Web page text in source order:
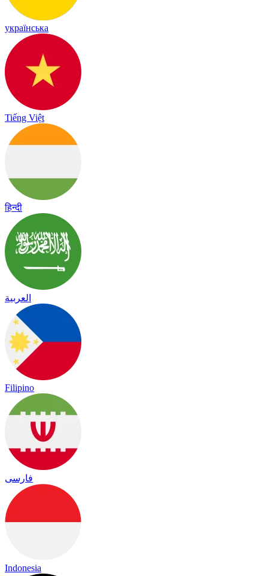
українська
Tiếng Việt
हिन्दी
العربية
Filipino
فارسی
Indonesia